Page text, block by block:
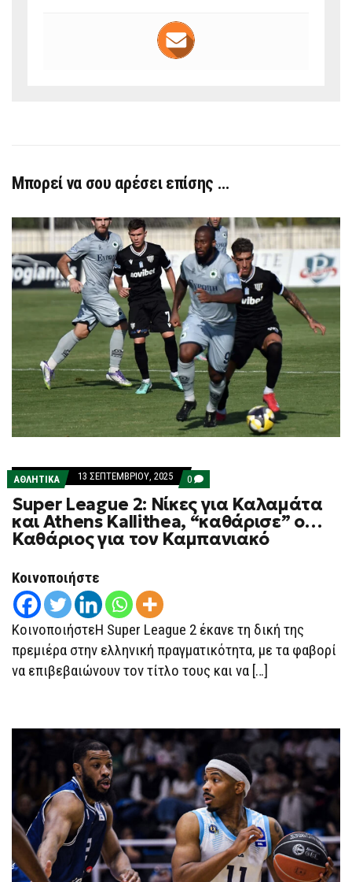
Μπορεί να σου αρέσει επίσης …
ΑΘΛΗΤΙΚΑ 13 ΣΕΠΤΕΜΒΡΊΟΥ, 2025 0 COMMENTS
ON
SUPER
LEAGUE
2:
ΝΊΚΕΣ
ΓΙΑ
ΚΑΘΆΡΙΟΣ
ΤΟΝ
ΚΑΜΠΑΝΙΑΚΌ
Super League 2: Νίκες για Καλαμάτα
και Athens Kallithea, “καθάρισε” ο…
Καθάριος για τον Καμπανιακό
Κοινοποιήστε
ΚοινοποιήστεΗ Super League 2 έκανε τη δική της
πρεμιέρα στην ελληνική πραγματικότητα, με τα φαβορί
να επιβεβαιώνουν τον τίτλο τους και να […]